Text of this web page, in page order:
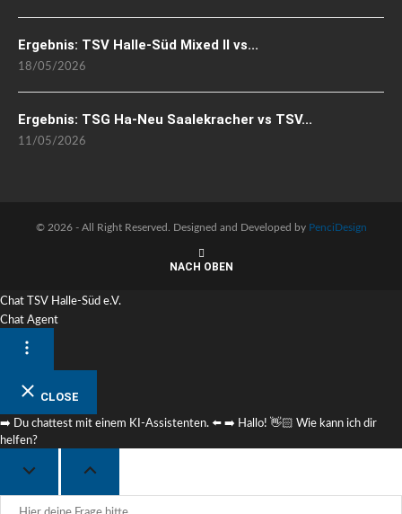
Ergebnis: TSV Halle-Süd Mixed II vs...
18/05/2026
Ergebnis: TSG Ha-Neu Saalekracher vs TSV...
11/05/2026
© 2026 - All Right Reserved. Designed and Developed by PenciDesign
NACH OBEN
Chat TSV Halle-Süd e.V.
Chat Agent
CLOSE
➡️ Du chattest mit einem KI-Assistenten. ⬅️ ➡️ Hallo! 👋🏻 Wie kann ich dir
helfen?